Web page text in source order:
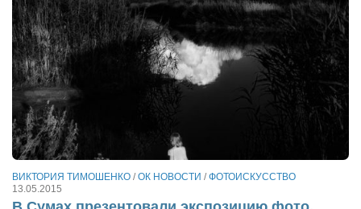
ВИКТОРИЯ ТИМОШЕНКО /ОК НОВОСТИ /ФОТОИСКУССТВО
13.05.2015